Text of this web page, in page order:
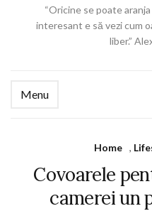
“Oricine se poate
interesant e să vezi cum
liber.”
Menu
Home ,
Covoarele
camerei un